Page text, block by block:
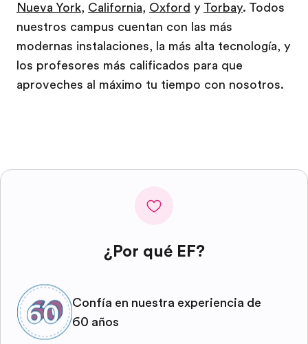
Nueva York, California, Oxford y Torbay. Todos
nuestros campus cuentan con las más
modernas instalaciones, la más alta tecnología, y
los profesores más calificados para que
aproveches al máximo tu tiempo con nosotros.
¿Por qué EF?
Confía en nuestra experiencia de
60 años